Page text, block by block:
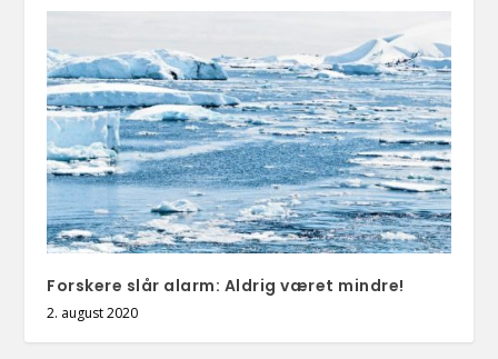
Forskere slår alarm: Aldrig været mindre!
2. august 2020